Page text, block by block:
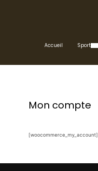
Accueil Sport
Mon compte
[woocommerce_my_account]